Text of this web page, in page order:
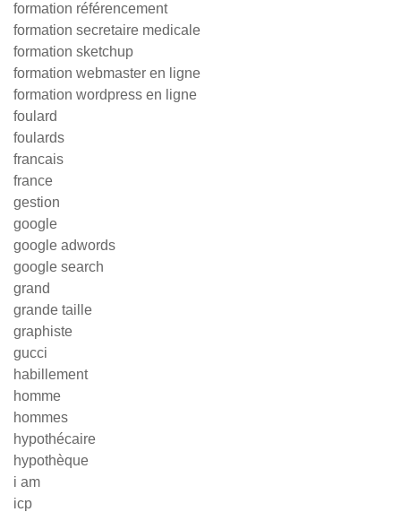
formation référencement
formation secretaire medicale
formation sketchup
formation webmaster en ligne
formation wordpress en ligne
foulard
foulards
francais
france
gestion
google
google adwords
google search
grand
grande taille
graphiste
gucci
habillement
homme
hommes
hypothécaire
hypothèque
i am
icp